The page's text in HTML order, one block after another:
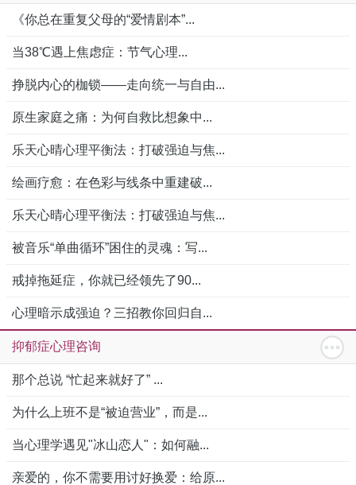
《你总在重复父母的“爱情剧本”...
当38℃遇上焦虑症：节气心理...
挣脱内心的枷锁——走向统一与自由...
原生家庭之痛：为何自救比想象中...
乐天心晴心理平衡法：打破强迫与焦...
绘画疗愈：在色彩与线条中重建破...
乐天心晴心理平衡法：打破强迫与焦...
被音乐“单曲循环”困住的灵魂：写...
戒掉拖延症，你就已经领先了90...
心理暗示成强迫？三招教你回归自...
抑郁症心理咨询
那个总说 “忙起来就好了” ...
为什么上班不是“被迫营业”，而是...
当心理学遇见"冰山恋人"：如何融...
亲爱的，你不需要用讨好换爱：给原...